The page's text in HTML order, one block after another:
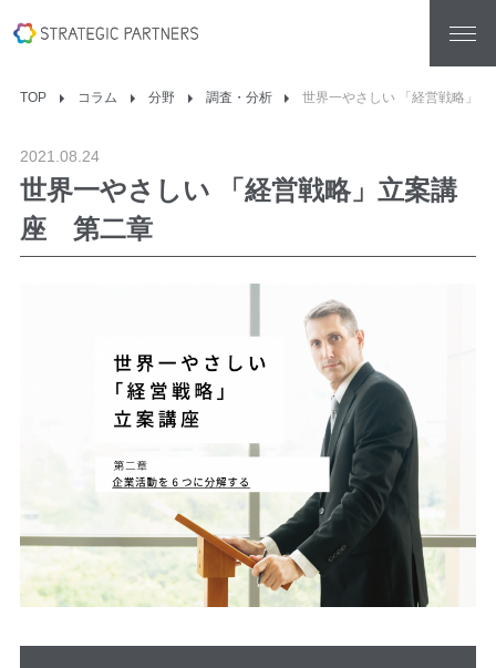
TOP コラム 分野 調査・分析 世界一やさしい 「経営戦略」
2021.08.24
世界一やさしい 「経営戦略」立案講
座 第二章